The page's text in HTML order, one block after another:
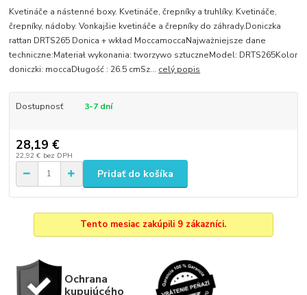
Kvetináče a nástenné boxy. Kvetináče, črepníky a truhlíky. Kvetináče,
črepníky, nádoby. Vonkajšie kvetináče a črepníky do záhrady.Doniczka
rattan DRTS265 Donica + wkład MoccamoccaNajważniejsze dane
techniczne:Materiał wykonania: tworzywo sztuczneModel: DRTS265Kolor
doniczki: moccaDługość : 26.5 cmSz... celý popis
Dostupnosť 3-7 dní
28,19 €
22,92 € bez DPH
Pridať do košíka
Tento mesiac zakúpili 9 zákazníci.
Ochrana
kupujúcého